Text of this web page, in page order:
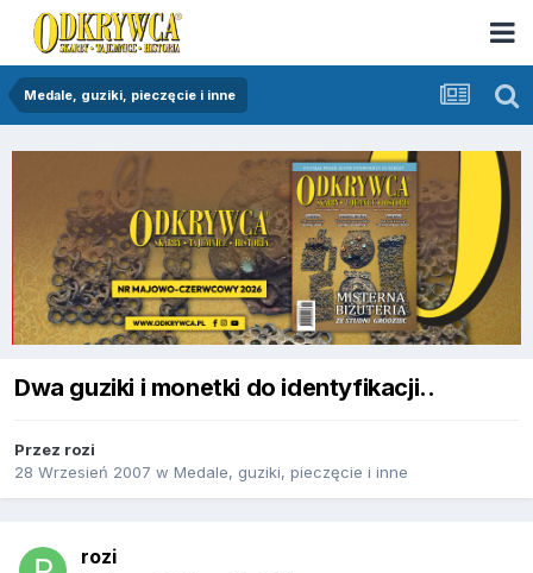
Medale, guziki, pieczęcie i inne
Dwa guziki i monetki do identyfikacji..
Przez rozi
28 Wrzesień 2007 w Medale, guziki, pieczęcie i inne
rozi